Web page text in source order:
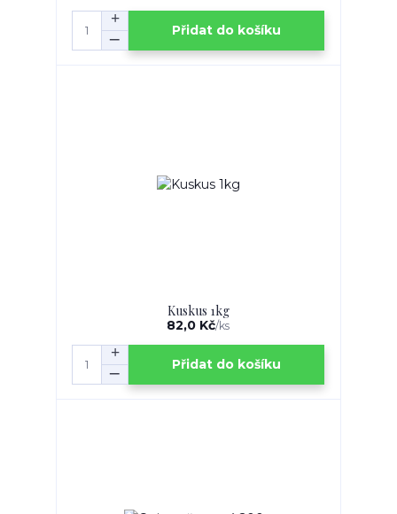
Přidat do košíku
Kuskus 1kg
82,0 Kč/ks
Přidat do košíku